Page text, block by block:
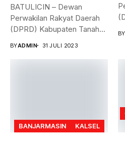
BATULICIN – Dewan
Perwakilan Rakyat Daerah
(DPRD) Kabupaten Tanah
BYADMIN 31 JULI 2023
BY
BANJARMASIN KALSEL